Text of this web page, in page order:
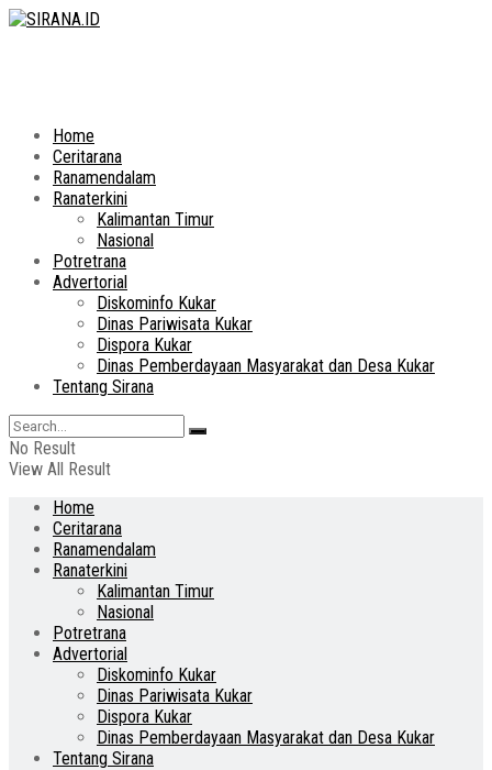
Home
Ceritarana
Ranamendalam
Ranaterkini
Kalimantan Timur
Nasional
Potretrana
Advertorial
Diskominfo Kukar
Dinas Pariwisata Kukar
Dispora Kukar
Dinas Pemberdayaan Masyarakat dan Desa Kukar
Tentang Sirana
No Result
View All Result
Home
Ceritarana
Ranamendalam
Ranaterkini
Kalimantan Timur
Nasional
Potretrana
Advertorial
Diskominfo Kukar
Dinas Pariwisata Kukar
Dispora Kukar
Dinas Pemberdayaan Masyarakat dan Desa Kukar
Tentang Sirana